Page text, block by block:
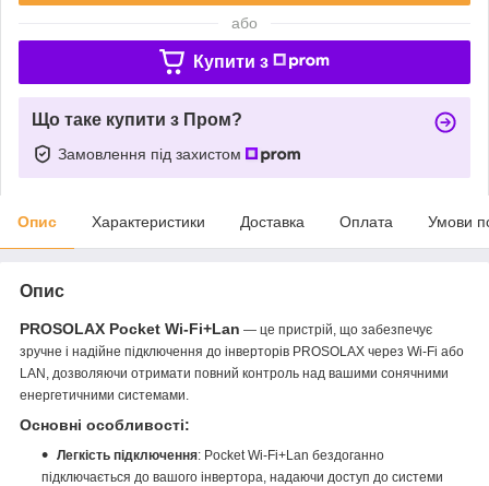
або
Купити з
Що таке купити з Пром?
Замовлення під захистом
Опис Характеристики Доставка Оплата Умови
Опис
PROSOLAX Pocket Wi-Fi+Lan — це пристрій, що забезпечує
зручне і надійне підключення до інверторів PROSOLAX через Wi-Fi або
LAN, дозволяючи отримати повний контроль над вашими сонячними
енергетичними системами.
Основні особливості:
Легкість підключення: Pocket Wi-Fi+Lan бездоганно
підключається до вашого інвертора, надаючи доступ до системи